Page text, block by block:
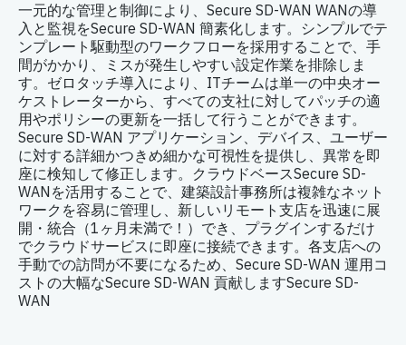
一元的な管理と制御により、Secure SD-WAN WANの導
入と監視をSecure SD-WAN 簡素化します。シンプルでテ
ンプレート駆動型のワークフローを採用することで、手
間がかかり、ミスが発生しやすい設定作業を排除しま
す。ゼロタッチ導入により、ITチームは単一の中央オー
ケストレーターから、すべての支社に対してパッチの適
用やポリシーの更新を一括して行うことができます。
Secure SD-WAN アプリケーション、デバイス、ユーザー
に対する詳細かつきめ細かな可視性を提供し、異常を即
座に検知して修正します。クラウドベースSecure SD-
WANを活用することで、建築設計事務所は複雑なネット
ワークを容易に管理し、新しいリモート支店を迅速に展
開・統合（1ヶ月未満で！）でき、プラグインするだけ
でクラウドサービスに即座に接続できます。各支店への
手動での訪問が不要になるため、Secure SD-WAN 運用コ
ストの大幅なSecure SD-WAN 貢献しますSecure SD-
WAN